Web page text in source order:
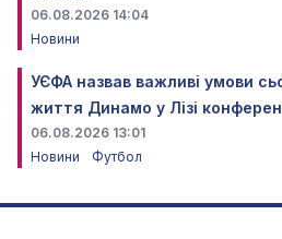
06.08.2026 14:04
Новини
УЄФА назвав важливі умови
життя Динамо у Лізі
06.08.2026 13:01
Новини
Футбол